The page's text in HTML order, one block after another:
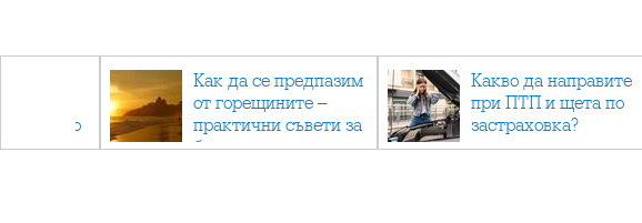
отново
Как да се предпазим
от горещините –
практични съвети за
безопасно лято
Какво да направите
при ПТП и щета по
застраховка?